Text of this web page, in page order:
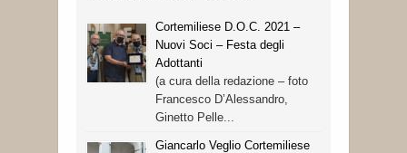
Cortemiliese D.O.C. 2021 –
Nuovi Soci – Festa degli
Adottanti
(a cura della redazione – foto
Francesco D’Alessandro,
Ginetto Pelle...
Giancarlo Veglio Cortemiliese